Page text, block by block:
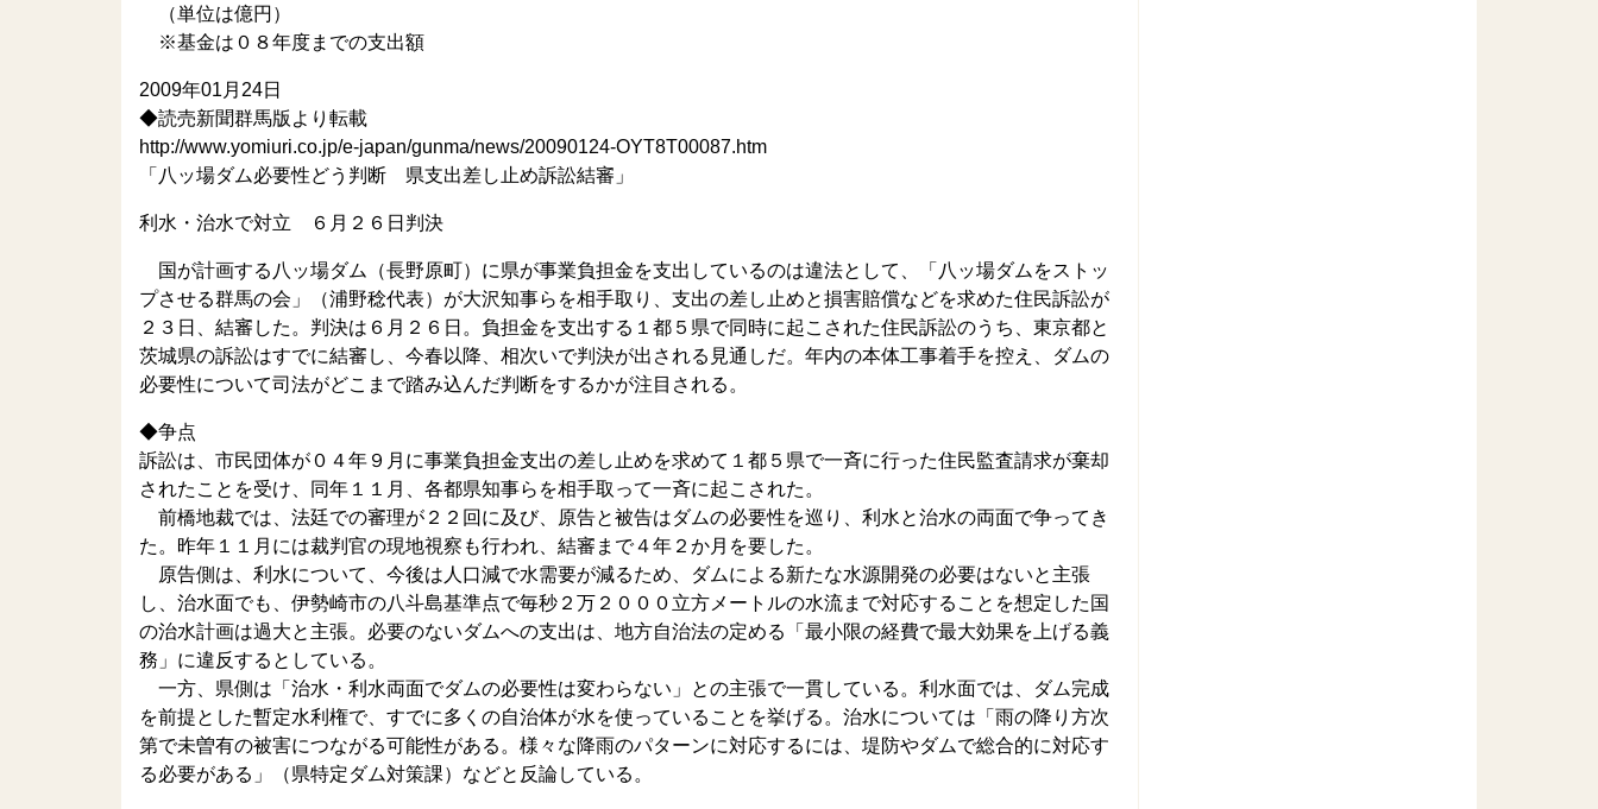
（単位は億円）
※基金は０８年度までの支出額
2009年01月24日
◆読売新聞群馬版より転載
http://www.yomiuri.co.jp/e-japan/gunma/news/20090124-OYT8T00087.htm
「八ッ場ダム必要性どう判断 県支出差し止め訴訟結審」
利水・治水で対立 ６月２６日判決
国が計画する八ッ場ダム（長野原町）に県が事業負担金を支出しているのは違法として、「八ッ場ダムをストッ
プさせる群馬の会」（浦野稔代表）が大沢知事らを相手取り、支出の差し止めと損害賠償などを求めた住民訴訟が
２３日、結審した。判決は６月２６日。負担金を支出する１都５県で同時に起こされた住民訴訟のうち、東京都と
茨城県の訴訟はすでに結審し、今春以降、相次いで判決が出される見通しだ。年内の本体工事着手を控え、ダムの
必要性について司法がどこまで踏み込んだ判断をするかが注目される。
◆争点
訴訟は、市民団体が０４年９月に事業負担金支出の差し止めを求めて１都５県で一斉に行った住民監査請求が棄却
されたことを受け、同年１１月、各都県知事らを相手取って一斉に起こされた。
前橋地裁では、法廷での審理が２２回に及び、原告と被告はダムの必要性を巡り、利水と治水の両面で争ってき
た。昨年１１月には裁判官の現地視察も行われ、結審まで４年２か月を要した。
原告側は、利水について、今後は人口減で水需要が減るため、ダムによる新たな水源開発の必要はないと主張
し、治水面でも、伊勢崎市の八斗島基準点で毎秒２万２０００立方メートルの水流まで対応することを想定した国
の治水計画は過大と主張。必要のないダムへの支出は、地方自治法の定める「最小限の経費で最大効果を上げる義
務」に違反するとしている。
一方、県側は「治水・利水両面でダムの必要性は変わらない」との主張で一貫している。利水面では、ダム完成
を前提とした暫定水利権で、すでに多くの自治体が水を使っていることを挙げる。治水については「雨の降り方次
第で未曽有の被害につながる可能性がある。様々な降雨のパターンに対応するには、堤防やダムで総合的に対応す
る必要がある」（県特定ダム対策課）などと反論している。